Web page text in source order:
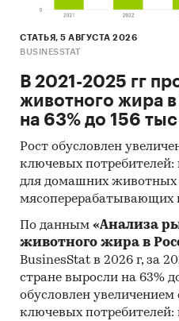
СТАТЬЯ, 5 АВГУСТА 2026
BUSINESSTAT
В 2021-2025 гг
животного жира
на 63% до 156
Рост обусловлен
ключевых потребителей:
для домашних животных
мясоперерабатывающих
По данным «Анализа
животного жира в
BusinesStat в 2026 г, за
стране выросли на 63%
обусловлен увеличением
ключевых потребителей: